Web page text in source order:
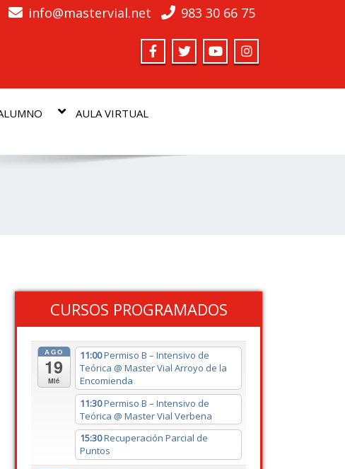
info@mastervial.net 983 30 66 75
AULA VIRTUAL
CURSOS PROGRAMADOS
AGO
19
Mié
11:00Permiso B – Intensivo de
Teórica @ Master Vial Arroyo de la
Encomienda
11:30Permiso B – Intensivo de
Teórica @ Master Vial Verbena
15:30Recuperación Parcial de
Puntos